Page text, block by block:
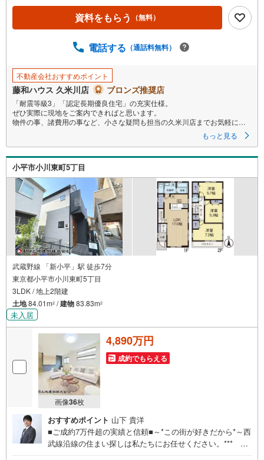
資料をもらう （無料）
電話する （通話料無料）
不動産会社おすすめポイント
藤和ハウス 久米川店 ブロンズ推奨店
「耐震等級3」「認定長期優良住宅」の充実仕様。
ぜひ実際に現地をご案内できればと思います。
物件の事、諸費用の事など、小さな疑問も担当の久米川店までお気軽にご
もっと見る
小平市小川東町5丁目
武蔵野線 「新小平」駅 徒歩7分
東京都小平市小川東町5丁目
3LDK / 地上2階建
土地84.01m2 /建物83.83m2
未入居
画像36枚
4,890万円
成約でもらえる
おすすめポイント 山下 貴洋
■ご成約7万件超の実績と信頼■～*この街が好きだから*～西
武線沿線の住まい探しは私たちにお任せください。*** 住